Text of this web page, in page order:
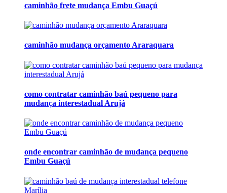
caminhão frete mudança Embu Guaçú
caminhão mudança orçamento Araraquara
como contratar caminhão baú pequeno para
mudança interestadual Arujá
onde encontrar caminhão de mudança pequeno
Embu Guaçú